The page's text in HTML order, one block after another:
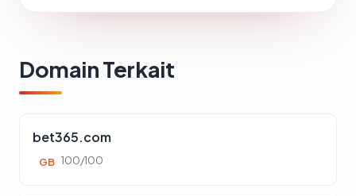
Domain Terkait
bet365.com
GB 100/100